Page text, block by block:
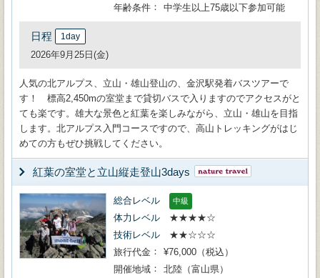
年齢条件
中学生以上75歳以下参加可能
日程 1day
2026年9月25日(金)
人気の北アルプス、立山・雄山登山の、金沢駅発着バスツアーで
す！ 標高2,450mの室堂まで貸切バスで入りますのでアクセスがと
ても楽です。雄大な景色と紅葉を楽しみながら、立山・雄山を目指
します。北アルプス入門コースですので、高山トレッキングがはじ
めての方もぜひ挑戦してください。
紅葉の室堂と立山縦走登山3days
総合レベル 中級
体力レベル
★★★★☆
技術レベル
★★☆☆☆
旅行代金
¥76,000（税込）
開催地域
北陸（富山県）